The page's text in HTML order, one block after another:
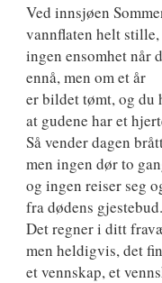
Ved innsjøen
vannflaten helt
ingen ensomhet når
ennå, men om et år
er bildet tømt, og du
at gudene har et
Så vender dagen
men ingen dør to
og ingen reiser seg
fra dødens gjestebud.
Det regner i ditt
men heldigvis, det
et vennskap, et